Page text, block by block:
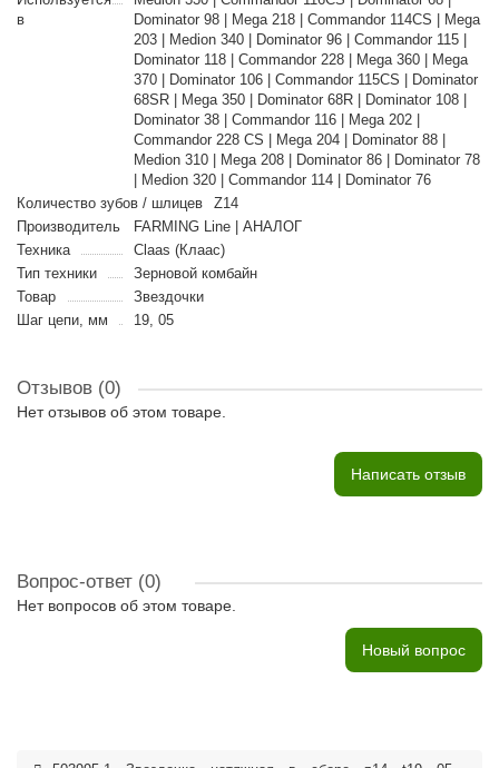
в
Dominator 98 | Mega 218 | Commandor 114CS | Mega
203 | Medion 340 | Dominator 96 | Commandor 115 |
Dominator 118 | Commandor 228 | Mega 360 | Mega
370 | Dominator 106 | Commandor 115CS | Dominator
68SR | Mega 350 | Dominator 68R | Dominator 108 |
Dominator 38 | Commandor 116 | Mega 202 |
Commandor 228 CS | Mega 204 | Dominator 88 |
Medion 310 | Mega 208 | Dominator 86 | Dominator 78
| Medion 320 | Commandor 114 | Dominator 76
Количество зубов / шлицев
Z14
Производитель
FARMING Line | АНАЛОГ
Техника
Claas (Клаас)
Тип техники
Зерновой комбайн
Товар
Звездочки
Шаг цепи, мм
19, 05
Отзывов (0)
Нет отзывов об этом товаре.
Написать отзыв
Вопрос-ответ (0)
Нет вопросов об этом товаре.
Новый вопрос